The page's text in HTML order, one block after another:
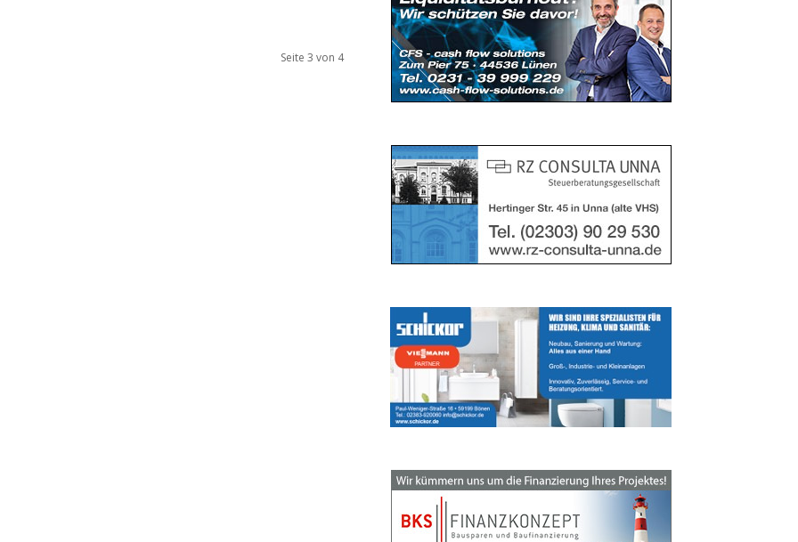
Seite 3 von 4